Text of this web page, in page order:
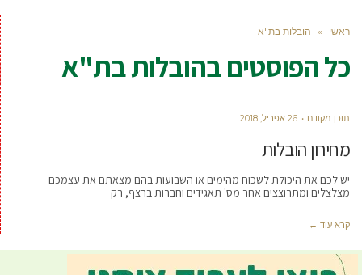
ראשי » הובלות בת"א
כל הפוסטים בהובלות בת"א
תוכן מקודם 26 אפריל, 2018
מחירון הובלות
יש לכם את היכולת לשכוח מהימים או השבועות בהם מצאתם את עצמכם
מצלצלים ומתרוצצים אחר מס' תאגידים וחברות ברצף, רק
קרא עוד ←